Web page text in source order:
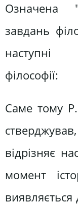
Означена
завдань
наступні
філософії:
Саме тому
відрізняє
момент